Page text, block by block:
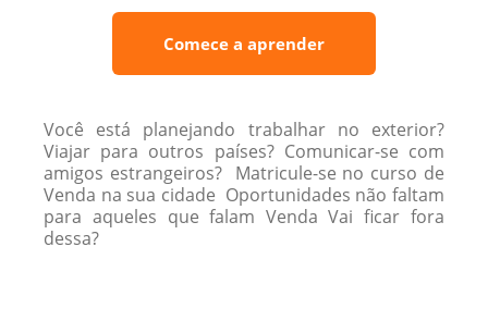
Comece a aprender
Você está planejando trabalhar no exterior?
Viajar para outros países? Comunicar-se com
amigos estrangeiros? Matricule-se no curso de
Venda na sua cidade Oportunidades não faltam
para aqueles que falam Venda Vai ficar fora
dessa?